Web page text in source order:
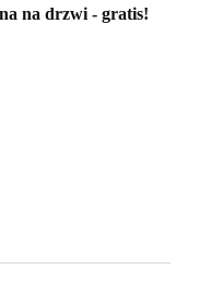
na drzwi - gratis!